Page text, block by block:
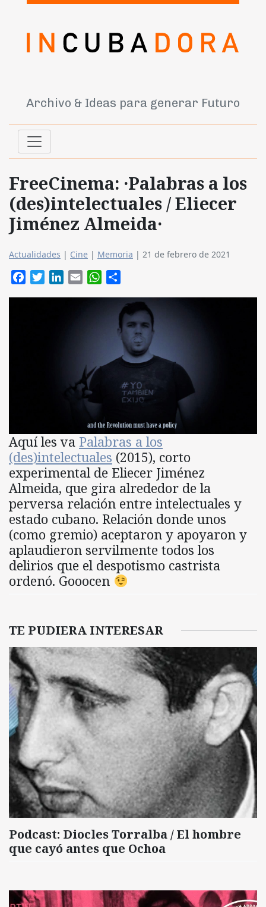
Archivo & Ideas para generar Futuro
FreeCinema: ·Palabras a los
(des)intelectuales / Eliecer
Jiménez Almeida·
Actualidades | Cine | Memoria | 21 de febrero de 2021
FacebookTwitterLinkedIn
Email WhatsApp
Aquí les va Palabras a los
(des)intelectuales (2015), corto
experimental de Eliecer Jiménez
Almeida, que gira alrededor de la
perversa relación entre intelectuales y
estado cubano. Relación donde unos
(como gremio) aceptaron y apoyaron y
aplaudieron servilmente todos los
delirios que el despotismo castrista
ordenó. Gooocen
TE PUDIERA INTERESAR
Podcast: Diocles Torralba / El hombre
que cayó antes que Ochoa